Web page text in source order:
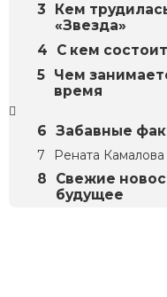
Кем
«Звезда»
С кем
Чем
время
Забавные
Рената
Свежие
будущее